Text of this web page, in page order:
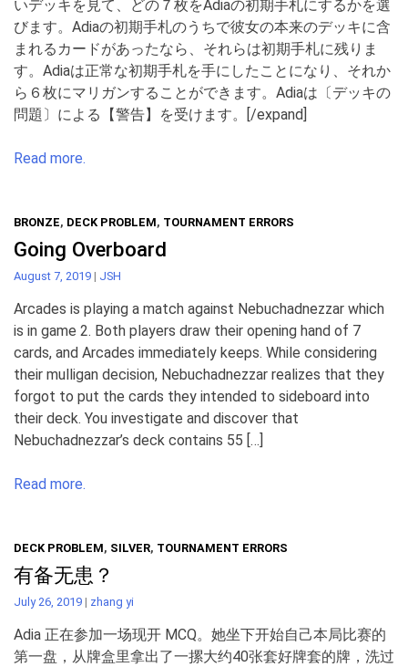
いデッキを見て、どの７枚をAdiaの初期手札にするかを選
びます。Adiaの初期手札のうちで彼女の本来のデッキに含
まれるカードがあったなら、それらは初期手札に残りま
す。Adiaは正常な初期手札を手にしたことになり、それか
ら６枚にマリガンすることができます。Adiaは〔デッキの
問題〕による【警告】を受けます。[/expand]
Read more.
BRONZE, DECK PROBLEM, TOURNAMENT ERRORS
Going Overboard
August 7, 2019 | JSH
Arcades is playing a match against Nebuchadnezzar which
is in game 2. Both players draw their opening hand of 7
cards, and Arcades immediately keeps. While considering
their mulligan decision, Nebuchadnezzar realizes that they
forgot to put the cards they intended to sideboard into
their deck. You investigate and discover that
Nebuchadnezzar’s deck contains 55 […]
Read more.
DECK PROBLEM, SILVER, TOURNAMENT ERRORS
有备无患？
July 26, 2019 | zhang yi
Adia 正在参加一场现开 MCQ。她坐下开始自己本局比赛的
第一盘，从牌盒里拿出了一摞大约40张套好牌套的牌，洗过